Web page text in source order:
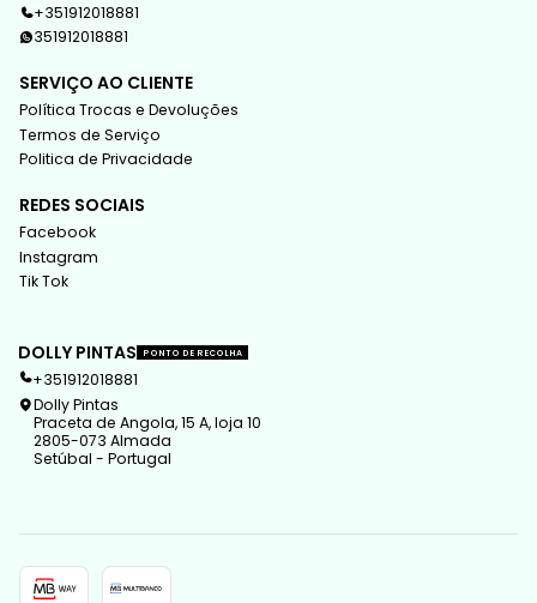
+351912018881
351912018881
SERVIÇO AO CLIENTE
Política Trocas e Devoluções
Termos de Serviço
Politica de Privacidade
REDES SOCIAIS
Facebook
Instagram
Tik Tok
DOLLY PINTAS PONTO DE RECOLHA
+351912018881
Dolly Pintas
Praceta de Angola, 15 A, loja 10
2805-073 Almada
Setúbal - Portugal